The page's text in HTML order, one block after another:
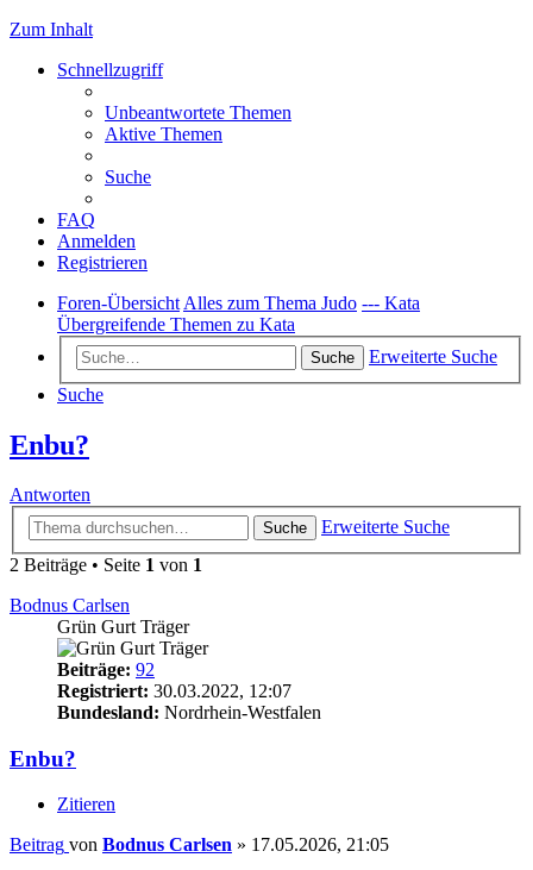
Zum Inhalt
Schnellzugriff
Unbeantwortete Themen
Aktive Themen
Suche
FAQ
Anmelden
Registrieren
Foren-Übersicht Alles zum Thema Judo --- Kata
Übergreifende Themen zu Kata
Suche
Erweiterte Suche
Suche
Enbu?
Antworten
Suche
Erweiterte Suche
2 Beiträge • Seite 1 von 1
Bodnus Carlsen
Grün Gurt Träger
Beiträge: 92
Registriert: 30.03.2022, 12:07
Bundesland: Nordrhein-Westfalen
Enbu?
Zitieren
Beitrag von Bodnus Carlsen » 17.05.2026, 21:05